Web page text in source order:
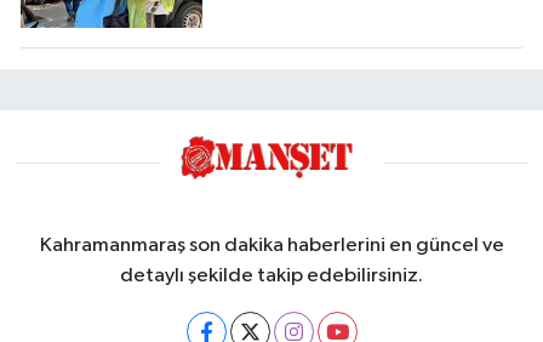
Kahramanmaraş son dakika haberlerini en güncel ve
detaylı şekilde takip edebilirsiniz.